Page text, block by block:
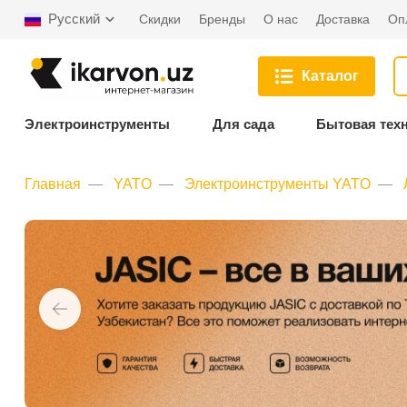
Русский Скидки Бренды О нас Доставка
Каталог
Электроинструменты Для сада Бытовая
Главная YATO Электроинструменты YATO